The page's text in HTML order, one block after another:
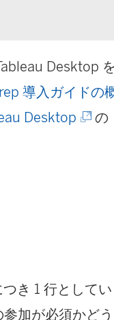
Desktop を
導入ガイドの
Desktop (
ド
の
き 1 行としてい
加が必須かどう